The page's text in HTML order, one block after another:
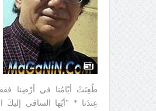
طُعِنَتْ أيّامُنا في أرْضِنا
عِندَنا * "أيّها الساقي إليكَ